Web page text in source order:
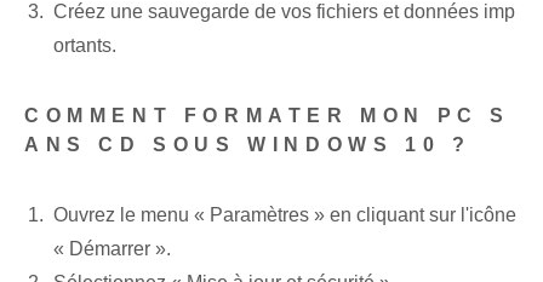
Créez une sauvegarde de vos fichiers et données imp
ortants.
COMMENT FORMATER MON PC S
ANS CD SOUS WINDOWS 10 ?
Ouvrez le menu « Paramètres »⁤ en cliquant sur l'icône
« Démarrer ».